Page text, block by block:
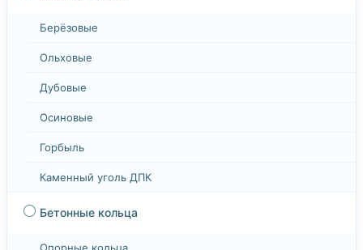
Берёзовые
Ольховые
Дубовые
Осиновые
Горбыль
Каменный уголь ДПК
⚪ Бетонные кольца
Опорные кольца